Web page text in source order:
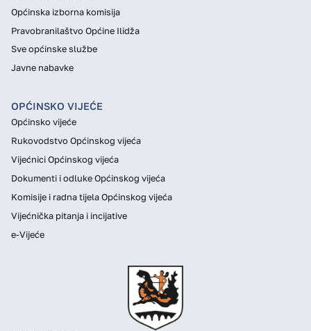
Općinska izborna komisija
Pravobranilaštvo Općine Ilidža
Sve općinske službe
Javne nabavke
OPĆINSKO VIJEĆE
Općinsko vijeće
Rukovodstvo Općinskog vijeća
Vijećnici Općinskog vijeća
Dokumenti i odluke Općinskog vijeća
Komisije i radna tijela Općinskog vijeća
Vijećnička pitanja i incijative
e-Vijeće